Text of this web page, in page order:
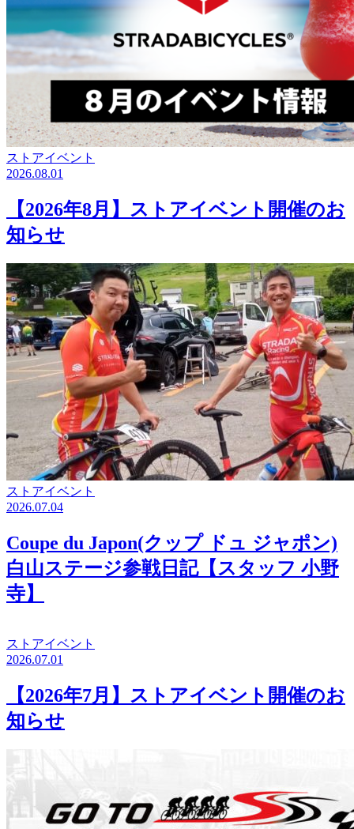
ストアイベント
2026.08.01
【2026年8月】ストアイベント開催のお
知らせ
ストアイベント
2026.07.04
Coupe du Japon(クップ ドュ ジャポン)
白山ステージ参戦日記【スタッフ 小野
寺】
ストアイベント
2026.07.01
【2026年7月】ストアイベント開催のお
知らせ